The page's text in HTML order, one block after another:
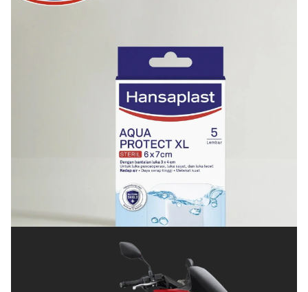
Cara Menjaga Luka agar Cepat Kering dan Tetap